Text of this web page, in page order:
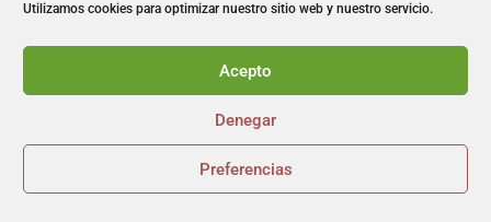
Utilizamos cookies para optimizar nuestro sitio web y nuestro servicio.
Acepto
Denegar
Preferencias
UNIDAD DIDÁCTICA 9.
CREACIÓN DE SOBRES Y
ETIQUETAS
INDIVIDUALES Y SOBRES,
ETIQUETAS Y
DOCUMENTOS MODELO
PARA CREACIÓN Y ENVÍO
MASIVO.